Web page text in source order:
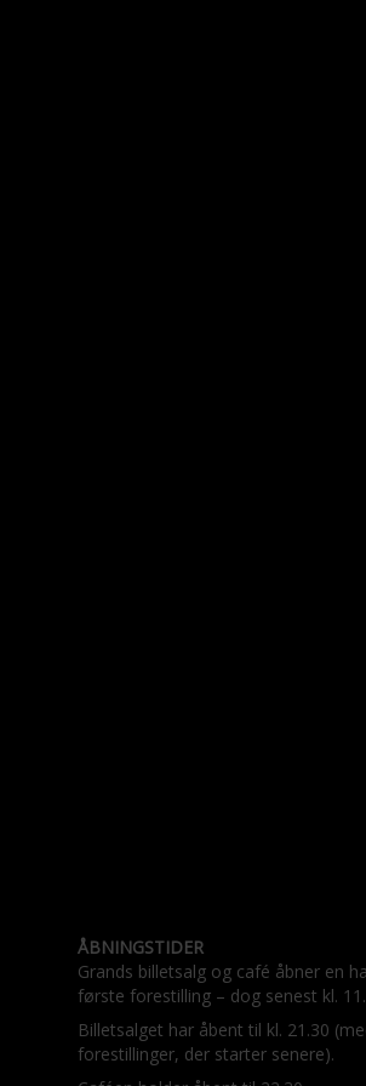
ÅBNINGSTIDER
Grands billetsalg og café åbner en
første forestilling – dog senest kl.
Billetsalget har åbent til kl. 21.30
forestillinger, der starter senere).